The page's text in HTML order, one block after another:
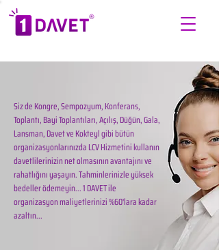
Siz de Kongre, Sempozyum, Konferans,
Toplantı, Bayi Toplantıları, Açılış, Düğün, Gala,
Lansman, Davet ve Kokteyl gibi bütün
organizasyonlarınızda LCV Hizmetini kullanın
davetlilerinizin net olmasının avantajını ve
rahatlığını yaşayın. Tahminlerinizle yüksek
bedeller ödemeyin... 1 DAVET ile
organizasyon maliyetlerinizi %60'lara kadar
azaltın...